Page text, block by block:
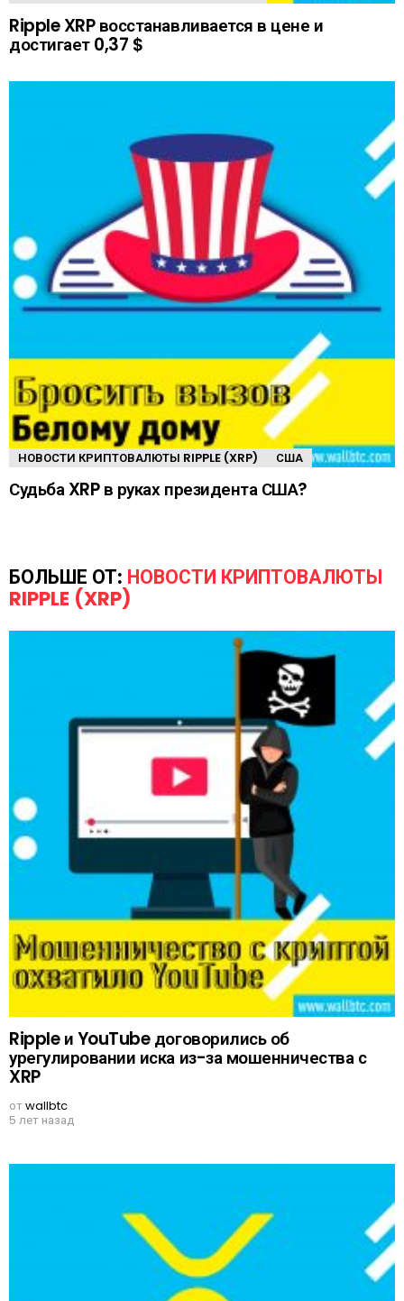
Ripple XRP восстанавливается в цене и
достигает 0,37 $
НОВОСТИ КРИПТОВАЛЮТЫ RIPPLE (XRP) США
Судьба XRP в руках президента США?
БОЛЬШЕ ОТ: НОВОСТИ КРИПТОВАЛЮТЫ
RIPPLE (XRP)
Ripple и YouTube договорились об
урегулировании иска из-за мошенничества с
XRP
отwallbtc
5 лет назад